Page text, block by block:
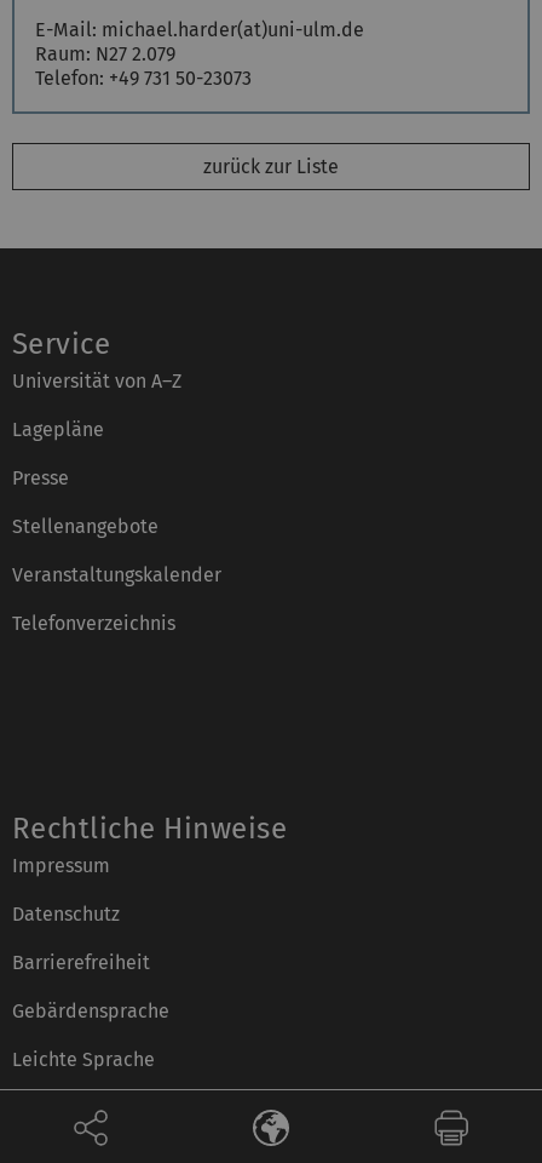
E-Mail: michael.harder(at)uni-ulm.de
Raum: N27 2.079
Telefon: +49 731 50-23073
zurück zur Liste
Service
Universität von A–Z
Lagepläne
Presse
Stellenangebote
Veranstaltungskalender
Telefonverzeichnis
Rechtliche Hinweise
Impressum
Datenschutz
Barrierefreiheit
Gebärdensprache
Leichte Sprache